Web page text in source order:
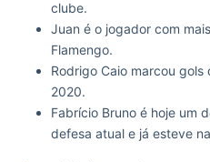
clube.
Juan é o jogador com
Flamengo.
Rodrigo Caio marcou
2020.
Fabrício Bruno é hoje um
defesa atual e já esteve